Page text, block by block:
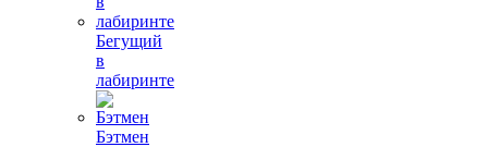
Бегущий
в
лабиринте
Бэтмен